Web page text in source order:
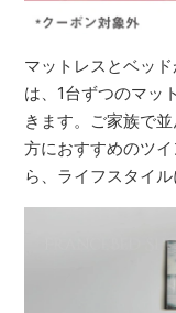
マットレスとベッ
は、1台ずつのマッ
きます。ご家族で
方におすすめのツ
ら、ライフスタイ